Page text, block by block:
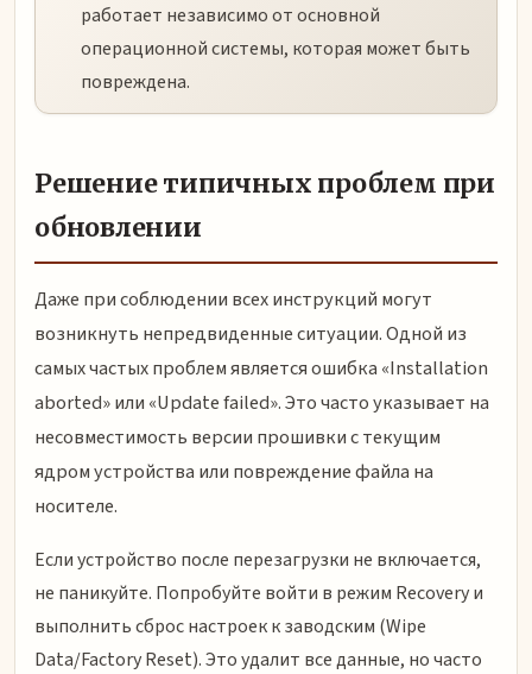
работает независимо от основной
операционной системы, которая может быть
повреждена.
Решение типичных проблем при
обновлении
Даже при соблюдении всех инструкций могут
возникнуть непредвиденные ситуации. Одной из
самых частых проблем является ошибка «Installation
aborted» или «Update failed». Это часто указывает на
несовместимость версии прошивки с текущим
ядром устройства или повреждение файла на
носителе.
Если устройство после перезагрузки не включается,
не паникуйте. Попробуйте войти в режим Recovery и
выполнить сброс настроек к заводским (Wipe
Data/Factory Reset). Это удалит все данные, но часто